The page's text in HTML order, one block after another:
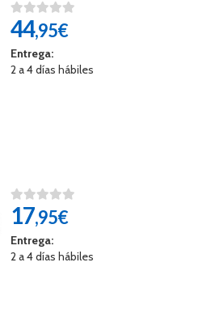
44,95€
Entrega:
2 a 4 días hábiles
17,95€
Entrega:
2 a 4 días hábiles